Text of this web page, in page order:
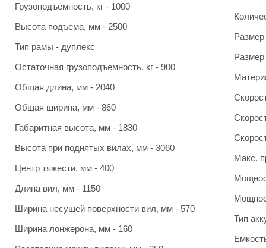
Грузоподъемность, кг - 1000
Высота подъема, мм - 2500
Тип рамы - дуплекс
Остаточная грузоподъемность, кг - 900
Общая длина, мм - 2040
Общая ширина, мм - 860
Габаритная высота, мм - 1830
Высота при поднятых вилах, мм - 3060
Центр тяжести, мм - 400
Длина вил, мм - 1150
Ширина несущей поверхности вил, мм - 570
Ширина лонжерона, мм - 160
Размер
Макс.
Тип